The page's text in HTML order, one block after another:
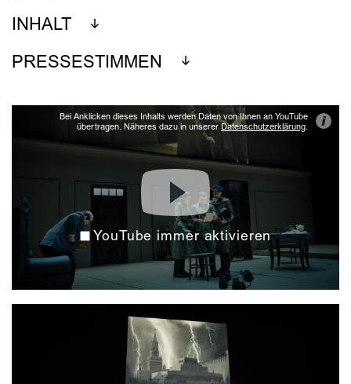
INHALT
PRESSESTIMMEN
Bei Anklicken dieses Inhalts werden Daten von Ihnen an YouTube
übertragen. Näheres dazu in unserer Datenschutzerklärung. i
YouTube immer aktivieren